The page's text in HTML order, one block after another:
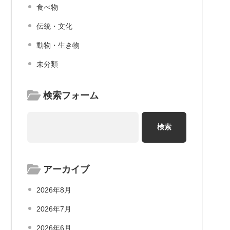
食べ物
伝統・文化
動物・生き物
未分類
検索フォーム
アーカイブ
2026年8月
2026年7月
2026年6月